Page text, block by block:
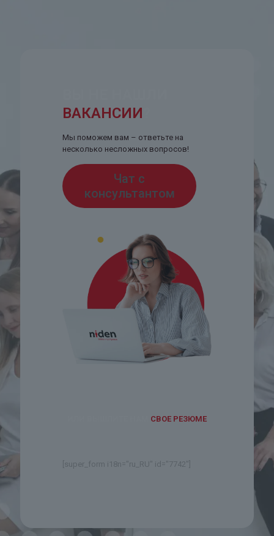
ВАКАНСИИ
Мы поможем вам – ответьте на
несколько несложных вопросов!
Чат с
консультантом
СВОЕ РЕЗЮМЕ
[super_form i18n="ru_RU" id="7742"]